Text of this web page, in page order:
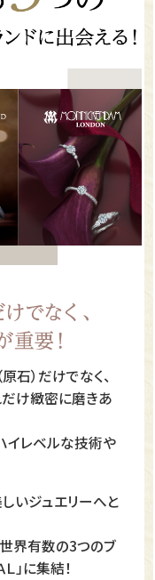
石）だけでなく、
だけ緻密に磨きあ
イレベルな技術や
いジュエリーへと
世界有数の3つのブ
」に集結！